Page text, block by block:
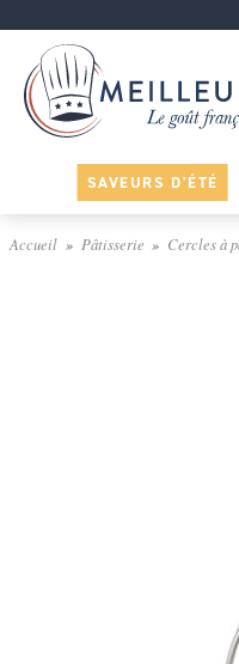
SAVEURS D'ÉTÉ
Accueil Pâtisserie Cercles à